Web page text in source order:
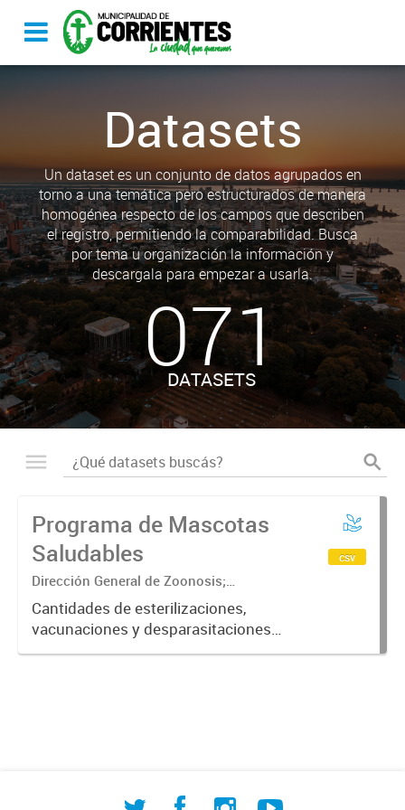
Datasets
Un dataset es un conjunto de datos agrupados en
torno a una temática pero estructurados de manera
homogénea respecto de los campos que describen
el registro, permitiendo la comparabilidad. Busca
por tema u organización la información y
descargala para empezar a usarla.
071
DATASETS
Programa de Mascotas
Saludables
Dirección General de Zoonosis;
Subsecretaría de Contralor ambiental;
Secretaría de Ambiente y Desarrollo
sustentable
Cantidades de esterilizaciones,
vacunaciones y desparasitaciones
realizadas a mascotas ordenadas
csv